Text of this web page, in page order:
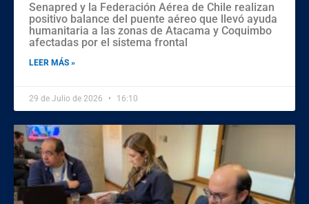
Senapred y la Federación Aérea de Chile realizan
positivo balance del puente aéreo que llevó ayuda
humanitaria a las zonas de Atacama y Coquimbo
afectadas por el sistema frontal
LEER MÁS »
29 de Julio de 2026 16:10